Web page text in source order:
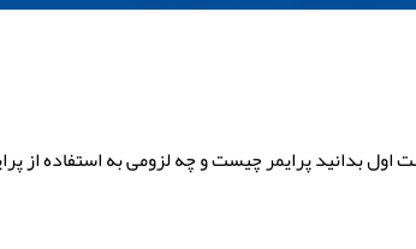
اول بدانید پرایمر چیست و چه لزومی به استفاده